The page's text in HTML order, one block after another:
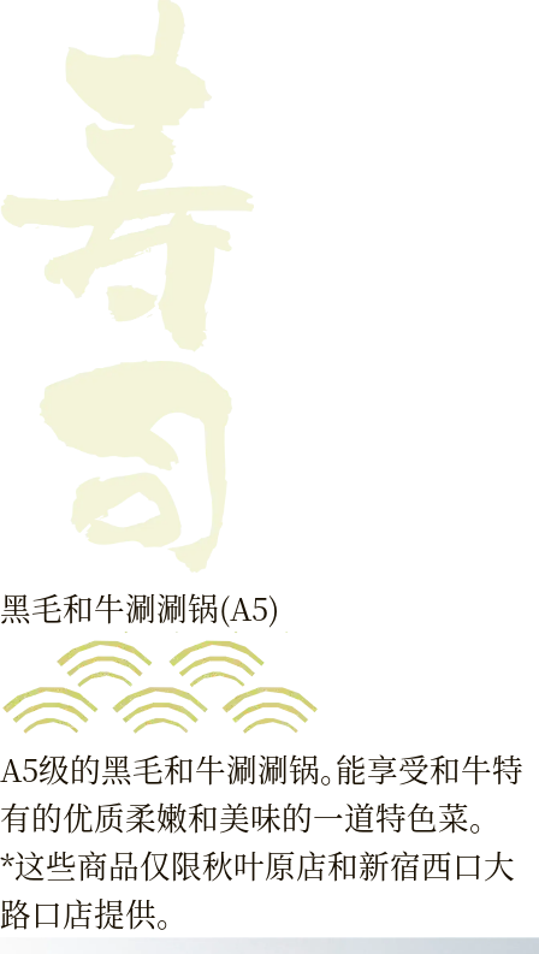
黑毛和牛涮涮锅(A5)
A5级的黑毛和牛涮涮锅。能享受和牛特
有的优质柔嫩和美味的一道特色菜。
*这些商品仅限秋叶原店和新宿西口大
路口店提供。